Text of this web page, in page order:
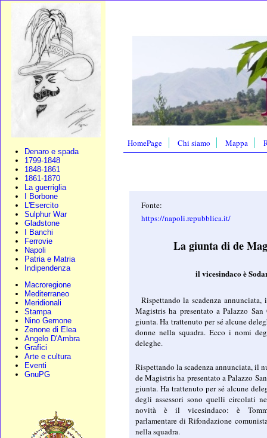
Denaro e spada
1799-1848
1848-1861
1861-1870
La guerriglia
I Borbone
L'Esercito
Sulphur War
Gladstone
I Banchi
Ferrovie
Napoli
Patria e Matria
Indipendenza
Macroregione
Mediterraneo
Meridionali
Stampa
Nino Gernone
Zenone di Elea
Angelo D'Ambra
Grafici
Arte e cultura
Eventi
GnuPG
HomePage Chi siamo Mappa
Fonte:
https://napoli.repubblica.it/
La giunta di de
il vicesindaco è
Rispettando la scadenza
Magistris ha presentato a Palazzo
giunta. Ha trattenuto per sé alcune
donne nella squadra. Ecco i nomi
deleghe.
Rispettando la scadenza annunciata, il
de Magistris ha presentato a Palazzo
giunta. Ha trattenuto per sé alcune
degli assessori sono quelli circolati
novità è il vicesindaco: è
parlamentare di Rifondazione
nella squadra.